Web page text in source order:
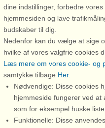
Support
Kontakt os
FAQ rabatkoder
Lejebetingelser
Persondatapolitik
dine indstillinger, forbedre
hjemmesiden og lave
budskaber til dig.
Nedenfor kan du vælge at sige
hvilke af vores valgfrie cookies
Læs mere om vores cookie- og
samtykke tilbage Her.
Nødvendige: Disse cookies
hjemmeside fungerer ved
som for eksempel huske
Funktionelle: Disse